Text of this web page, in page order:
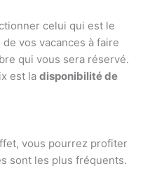
celui qui est le
vos vacances à faire
qui vous sera réservé.
est ladisponibilité de
vous pourrez profiter
sont les plus fréquents.